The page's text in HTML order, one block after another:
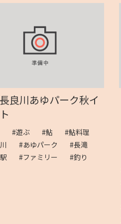
良川あゆパーク秋イ
#遊ぶ #鮎
#鮎料理
#あゆパーク
#長滝
#ファミリー #釣り